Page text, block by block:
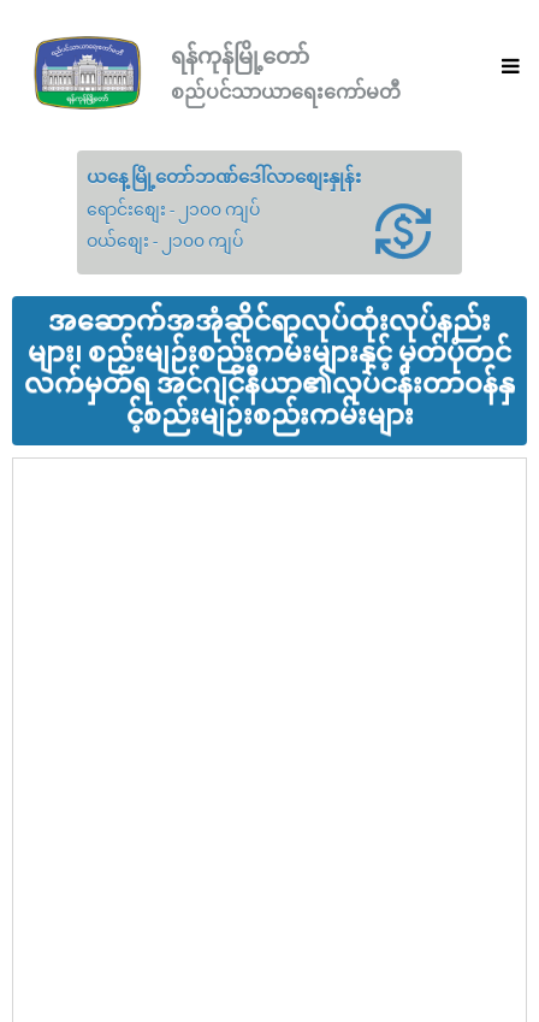
ရန်ကုန်မြို့တော်
စည်ပင်သာယာရေးကော်မတီ
ယနေ့မြို့တော်ဘဏ်ဒေါ်လာစျေးနှုန်း
ရောင်းစျေး - ၂၁၀၀ ကျပ်
ဝယ်စျေး - ၂၁၀၀ ကျပ်
အဆောက်အအုံဆိုင်ရာလုပ်ထုံးလုပ်နည်း
များ၊ စည်းမျဉ်းစည်းကမ်းများနှင့် မှတ်ပုံတင်
လက်မှတ်ရ အင်ဂျင်နီယာ၏လုပ်ငန်းတာဝန်နှ
င့်စည်းမျဉ်းစည်းကမ်းများ